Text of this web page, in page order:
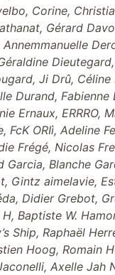
Corine,
Gérard
Ji Drû,
Durand,
Ernaux,
ORIì, Adeline
Frégé, Nicolas
Blanche
Gintz aimelavie,
Didier Grebot,
Baptiste W.
Ship, Raphaël
Hoog, Romain
Axelle